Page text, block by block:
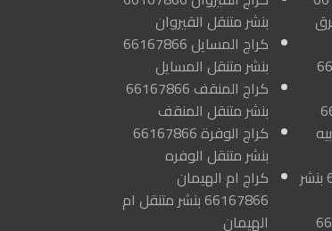
كراج الرقة 66167866 بنشر
بنشر متنقل القيروان
كراج المسايل 66167866
بنشر متنقل المسايل
كراج المنقف 66167866
بنشر متنقل المنقف
كراج الوفرة 66167866
بنشر متنقل الوفره
كراج ام الهيمان
66167866 بنشر متنقل ام
الهيمان